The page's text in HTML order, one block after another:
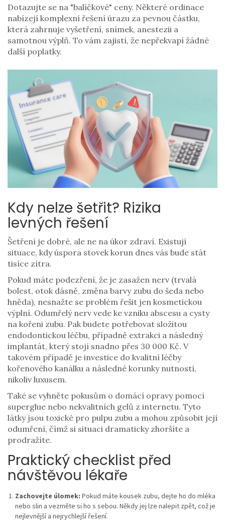
Dotazujte se na "balíčkové" ceny. Některé ordinace
nabízejí komplexní řešení úrazu za pevnou částku,
která zahrnuje vyšetření, snímek, anestezii a
samotnou výplň. To vám zajistí, že nepřekvapí žádné
další poplatky.
Kdy nelze šetřit? Rizika
levných řešení
Šetření je dobré, ale ne na úkor zdraví. Existují
situace, kdy úspora stovek korun dnes vás bude stát
tisíce zítra.
Pokud máte podezření, že je zasažen nerv (trvalá
bolest, otok dásně, změna barvy zubu do šeda nebo
hněda), nesnažte se problém řešit jen kosmetickou
výplní. Odumřelý nerv vede ke vzniku abscesu a cysty
na kořeni zubu. Pak budete potřebovat složitou
endodontickou léčbu, případně extrakci a následný
implantát, který stojí snadno přes 30 000 Kč. V
takovém případě je investice do kvalitní léčby
kořenového kanálku a následné korunky nutností,
nikoliv luxusem.
Také se vyhněte pokusům o domácí opravy pomocí
superglue nebo nekvalitních gelů z internetu. Tyto
látky jsou toxické pro pulpu zubu a mohou způsobit její
odumření, čímž si situaci dramaticky zhoršíte a
prodražíte.
Praktický checklist před
návštěvou lékaře
Zachovejte úlomek: Pokud máte kousek zubu, dejte ho do mléka
nebo slin a vezměte si ho s sebou. Někdy jej lze nalepit zpět, což je
nejlevnější a nejrychlejší řešení.